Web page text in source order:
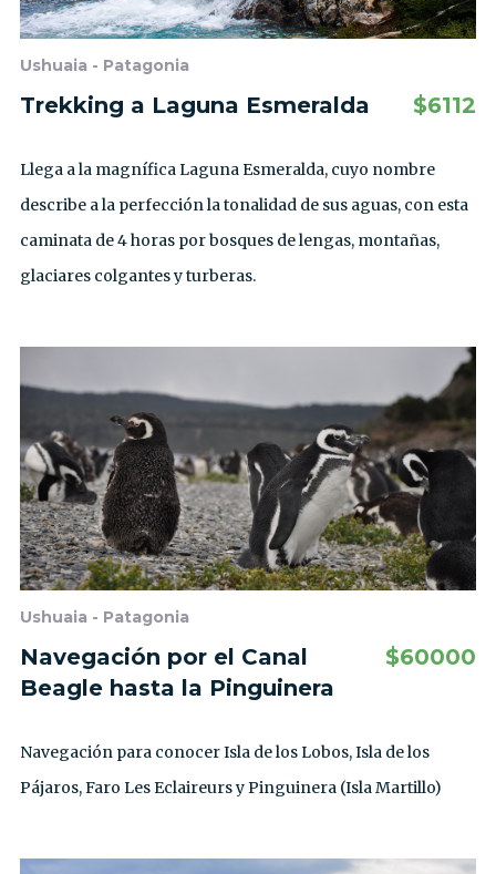
Ushuaia - Patagonia
Trekking a Laguna Esmeralda $6112
Llega a la magnífica Laguna Esmeralda, cuyo nombre
describe a la perfección la tonalidad de sus aguas, con esta
caminata de 4 horas por bosques de lengas, montañas,
glaciares colgantes y turberas.
Ushuaia - Patagonia
Navegación por el Canal
Beagle hasta la Pinguinera
$60000
Navegación para conocer Isla de los Lobos, Isla de los
Pájaros, Faro Les Eclaireurs y Pinguinera (Isla Martillo)